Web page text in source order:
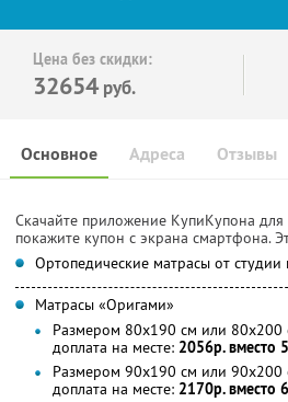
Цена без скидки:
32654 руб.
Основное Отзывы
Адреса
Скачайте приложение КупиКупона для
покажите купон с экрана смартфона.
Ортопедические матрасы от студии
Матрасы «Оригами»
Размером 80х190 cм или 80х200
доплата на месте: 2056р. вместо
Размером 90х190 cм или 90х200
доплата на месте: 2170р. вместо